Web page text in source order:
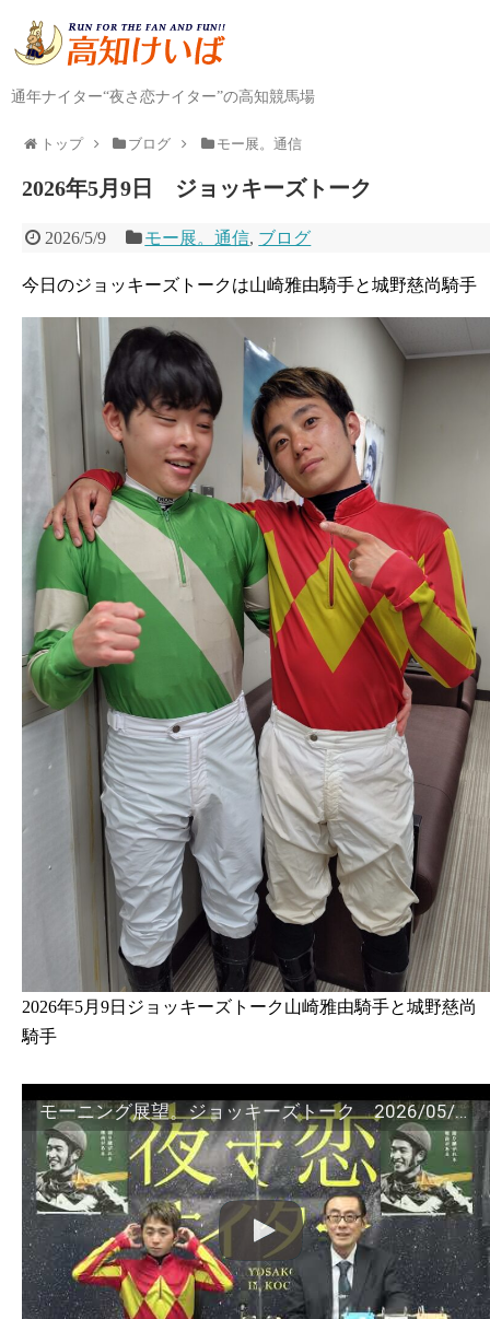
通年ナイター“夜さ恋ナイター”の高知競馬場
トップ ブログ モー展。通信
2026年5月9日 ジョッキーズトーク
2026/5/9 モー展。通信, ブログ
今日のジョッキーズトークは山崎雅由騎手と城野慈尚騎手
2026年5月9日ジョッキーズトーク山崎雅由騎手と城野慈尚
騎手
モーニング展望。ジョッキーズトーク 2026/05/09